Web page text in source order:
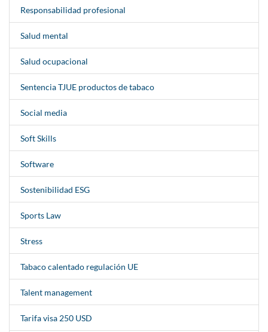
Responsabilidad profesional
Salud mental
Salud ocupacional
Sentencia TJUE productos de tabaco
Social media
Soft Skills
Software
Sostenibilidad ESG
Sports Law
Stress
Tabaco calentado regulación UE
Talent management
Tarifa visa 250 USD